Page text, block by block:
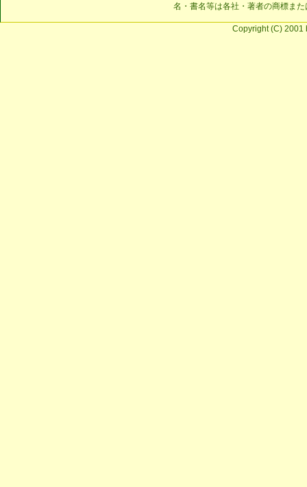
名・書名等は各社・著者の商標ま
Copyright (C) 2001